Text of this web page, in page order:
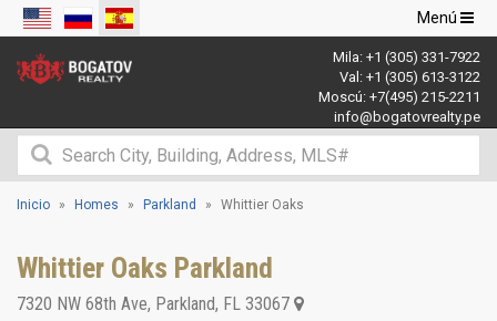
Navegación
de
palanca
Menú
Mila: +1 (305) 331-7922
Val: +1 (305) 613-3122
Moscú: +7(495) 215-2211
info@bogatovrealty.pe
Inicio Homes Parkland Whittier Oaks
Whittier Oaks Parkland
7320 NW 68th Ave, Parkland, FL 33067